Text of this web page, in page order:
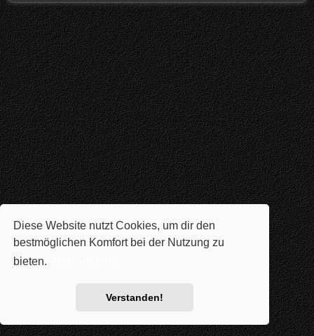
Diese Website nutzt Cookies, um dir den
bestmöglichen Komfort bei der Nutzung zu
bieten.
Verstanden!